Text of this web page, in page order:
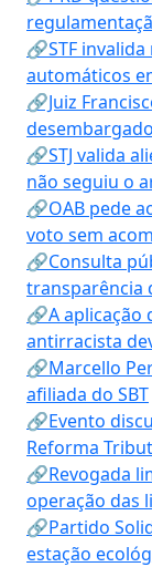
🔗STF
automáticos
🔗Juiz
🔗STJ valida
não seguiu o
🔗OAB pede
voto sem
🔗Consulta
transparência
🔗A aplicação
antirracista
🔗Marcello
afiliada do SBT
🔗Evento
Reforma
🔗Revogada
operação das
🔗Partido
estação